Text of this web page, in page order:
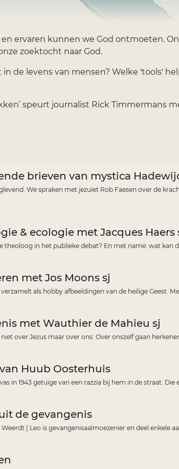
ervaren kunnen we God ontmoeten.
zoektocht naar God.
de levens van mensen? Welke 'tools'
speurt journalist Rick Timmermans
brieven van mystica
We spraken met jezuïet Rob Faesen over de
& ecologie met Jacques Haers
theoloog in het publieke debat? En met name: wat kan
met Jos Moons sj
als hobby afbeeldingen van de heilige Geest.
met Wauthier de Mahieu sj
over Jezus maar over ons. Over onszelf gaan
Huub Oosterhuis
in 1943 getuige van een razzia bij hem in de straat.
de gevangenis
Weerdt | Leo is gevangenisaalmoezenier en deel enkele